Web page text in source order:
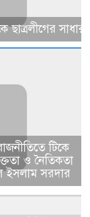
ছাত্রলীগের
টিকে
ও নৈতিকতা
ইসলাম সরদার